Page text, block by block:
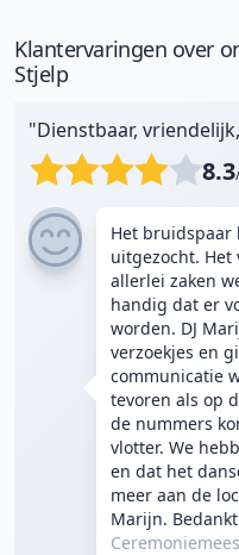
Klantervaringen over
Stjelp
"Dienstbaar,
8.3
Het bruidspaar
uitgezocht. Het
allerlei zaken
handig dat er
worden. DJ
verzoekjes en
communicatie
tevoren als op
de nummers
vlotter. We
en dat het
meer aan de
Marijn.